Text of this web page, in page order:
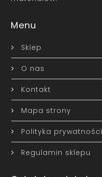
Menu
Sklep
O nas
Kontakt
Mapa strony
Polityka prywatności
Regulamin sklepu